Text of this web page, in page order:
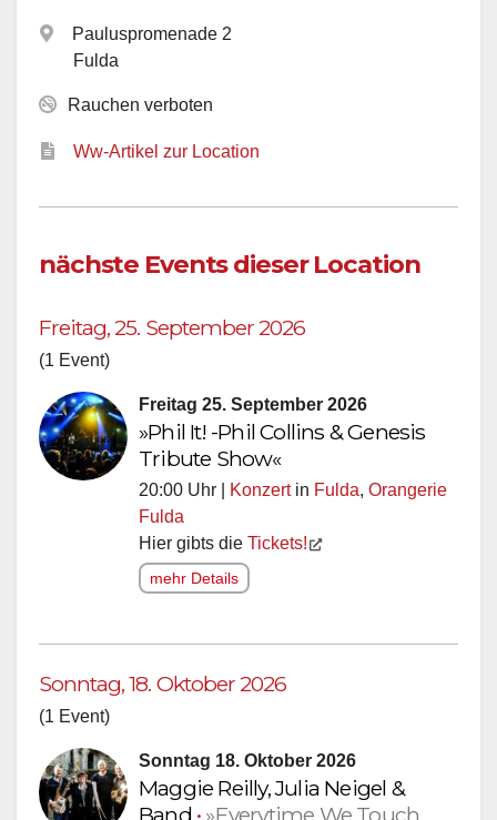
Pauluspromenade 2
Fulda
Rauchen verboten
Ww-Artikel zur Location
nächste Events dieser Location
Freitag, 25. September 2026
(1 Event)
Freitag 25. September 2026
»Phil It! -Phil Collins & Genesis
Tribute Show«
20:00 Uhr | Konzertin Fulda, Orangerie
Fulda
Hier gibts die Tickets!
mehr Details
Sonntag, 18. Oktober 2026
(1 Event)
Sonntag 18. Oktober 2026
Maggie Reilly, Julia Neigel &
Band • »Everytime We Touch